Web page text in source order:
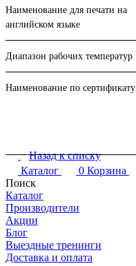
Наименование для печати на
английском языке
Диапазон рабочих температур
Наименование по сертификату
Назад к списку
Каталог
0 Корзина
Поиск
Каталог
Производители
Акции
Блог
Выездные тренинги
Доставка и оплата